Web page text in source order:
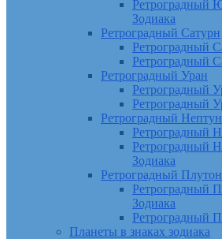
Ретроградный
Зодиака
Ретроградный Сатурн
Ретроградный
Ретроградный
Ретроградный Уран
Ретроградный
Ретроградный
Ретроградный Нептун
Ретроградный
Ретроградный
Зодиака
Ретроградный Плутон
Ретроградный
Зодиака
Ретроградный
Планеты в знаках зодиака